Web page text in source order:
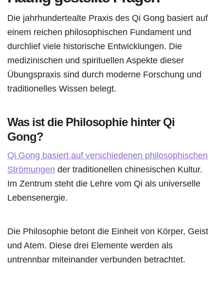
Die jahrhundertealte Praxis des Qi Gong basiert auf
einem reichen philosophischen Fundament und
durchlief viele historische Entwicklungen. Die
medizinischen und spirituellen Aspekte dieser
Übungspraxis sind durch moderne Forschung und
traditionelles Wissen belegt.
Was ist die Philosophie hinter Qi
Gong?
Qi Gong basiert auf verschiedenen philosophischen
Strömungen der traditionellen chinesischen Kultur.
Im Zentrum steht die Lehre vom Qi als universelle
Lebensenergie.
Die Philosophie betont die Einheit von Körper, Geist
und Atem. Diese drei Elemente werden als
untrennbar miteinander verbunden betrachtet.